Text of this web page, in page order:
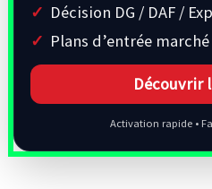
Décision DG / DAF /
Plans d’entrée
Découvrir
Activation rapide •